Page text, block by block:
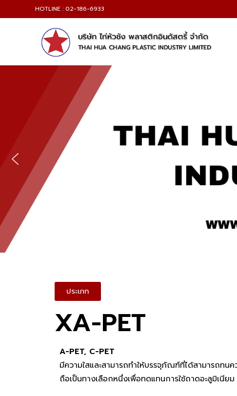
HOTLINE : 02-186-6933
ประเภท
XA-PET
A-PET, C-PET
มีความใสและสามารถทำให้บรรจุภัณฑ์ที่ได้สามารถทน
ถือเป็นทางเลือกหนึ่งเพื่อทดแทนการใช้ถาดอะลูมิเนี